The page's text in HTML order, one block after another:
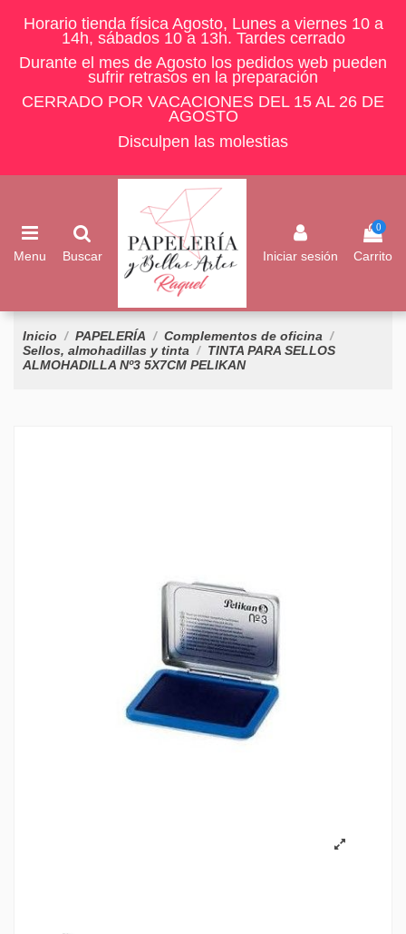
Horario tienda física Agosto, Lunes a viernes 10 a
14h, sábados 10 a 13h. Tardes cerrado
Durante el mes de Agosto los pedidos web pueden
sufrir retrasos en la preparación
CERRADO POR VACACIONES DEL 15 AL 26 DE
AGOSTO
Disculpen las molestias
Menu Buscar Iniciar sesión
0
Carrito
Inicio PAPELERÍA
Complementos de oficina
Sellos, almohadillas y tinta
TINTA PARA SELLOS
ALMOHADILLA Nº3 5X7CM PELIKAN